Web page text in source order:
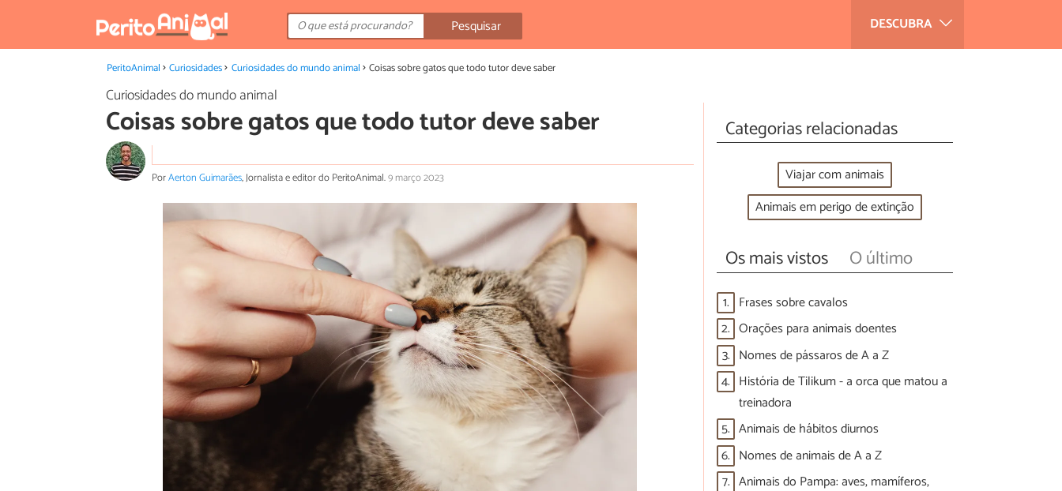
DESCUBRA
Pesquisar
PeritoAnimal Curiosidades Curiosidades do mundo animal Coisas sobre gatos que todo tutor deve saber
Curiosidades do mundo animal
Coisas sobre gatos que todo tutor deve saber
PorAerton Guimarães, Jornalista e editor do PeritoAnimal.9 março 2023
Categorias relacionadas
Viajar com animais
Animais em perigo de extinção
Os mais vistos O último
1. Frases sobre cavalos
2. Orações para animais doentes
3. Nomes de pássaros de A a Z
4. História de Tilikum - a orca que matou a
treinadora
5. Animais de hábitos diurnos
6. Nomes de animais de A a Z
7. Animais do Pampa: aves, mamíferos,